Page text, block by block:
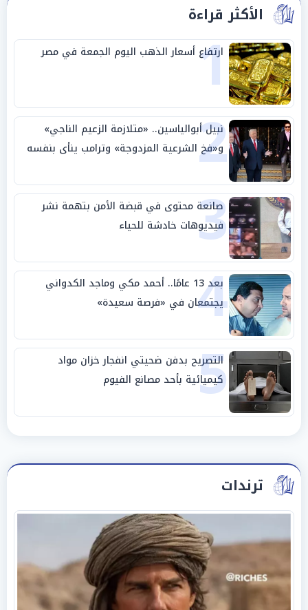
الأكثر قراءة
1
ارتفاع أسعار الذهب اليوم الجمعة في مصر
2
نبيل أبوالياسين.. «متلازمة الزعيم الناجي»
و«فخ الشرعية المزدوجة» وترامب ينأى بنفسه
وحليفه في «ميتم استراتيجي»
3
صانعة محتوى في قبضة الأمن بتهمة نشر
فيديوهات خادشة للحياء
4 بعد 13 عامًا.. أحمد مكي وماجد الكدواني
يجتمعان في «فرصة سعيدة»
5
التصريح بدفن ضحيتي انفجار خزان مواد
كيميائية بأحد مصانع الفيوم
ترندات